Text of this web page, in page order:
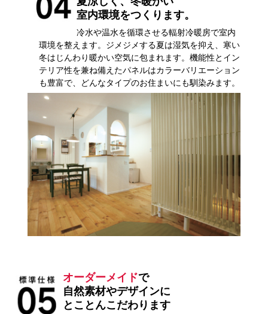
室内環境をつくります。
冷水や温水を循環させる輻射冷暖房で室内
環境を整えます。ジメジメする夏は湿気を抑え、寒い
冬はじんわり暖かい空気に包まれます。機能性とイン
テリア性を兼ね備えたパネルはカラーバリエーション
も豊富で、どんなタイプのお住まいにも馴染みます。
オーダーメイドで
自然素材やデザインに
とことんこだわります